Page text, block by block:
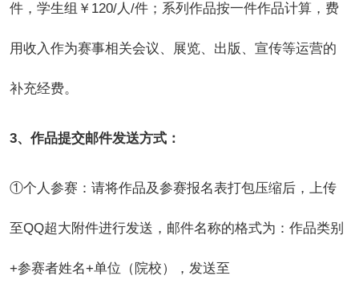
件，学生组￥120/人/件；系列作品按一件作品计算，费
用收入作为赛事相关会议、展览、出版、宣传等运营的
补充经费。
3、作品提交邮件发送方式：
①个人参赛：请将作品及参赛报名表打包压缩后，上传
至QQ超大附件进行发送，邮件名称的格式为：作品类别
+参赛者姓名+单位（院校），发送至